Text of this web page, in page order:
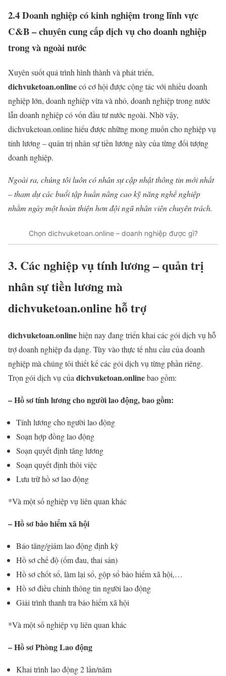
2.4 Doanh nghiệp có kinh nghiệm trong lĩnh vực
C&B – chuyên cung cấp dịch vụ cho doanh nghiệp
trong và ngoài nước
Xuyên suốt quá trình hình thành và phát triển,
dichvuketoan.onlinecó cơ hội được cộng tác với nhiều doanh
nghiệp lớn, doanh nghiệp vừa và nhỏ, doanh nghiệp trong nước
lẫn doanh nghiệp có vốn đầu tư nước ngoài. Nhờ vậy,
dichvuketoan.online hiểu được những mong muốn cho nghiệp vụ
tính lương – quản trị nhân sự tiền lương này của từng đối tượng
doanh nghiệp.
Ngoài ra, chúng tôi luôn có nhân sự cập nhật thông tin mới nhất
– tham dự các buổi tập huấn nâng cao kỹ năng nghề nghiệp
nhằm ngày một hoàn thiện hơn đội ngũ nhân viên chuyên trách.
Chọn dichvuketoan.online – doanh nghiệp được gì?
3. Các nghiệp vụ tính lương – quản trị
nhân sự tiền lương mà
dichvuketoan.online hỗ trợ
dichvuketoan.onlinehiện nay đang triển khai các gói dịch vụ hỗ
trợ doanh nghiệp đa dạng. Tùy vào thực tế nhu cầu của doanh
nghiệp mà chúng tôi thiết kế các gói dịch vụ từng phần riêng.
Trọn gói dịch vụ củadichvuketoan.onlinebao gồm:
– Hồ sơ tính lương cho người lao động, bao gồm:
Tính lương cho người lao động
Soạn hợp đồng lao động
Soạn quyết định tăng lương
Soạn quyết định thôi việc
Lưu trữ hồ sơ lao động
*Và một số nghiệp vụ liên quan khác
– Hồ sơ bảo hiểm xã hội
Báo tăng/giảm lao động định kỳ
Hồ sơ chế độ (ốm đau, thai sản)
Hồ sơ chốt sổ, làm lại sổ, gộp sổ bảo hiểm xã hội,…
Hồ sơ điều chỉnh thông tin người lao động
Giải trình thanh tra bảo hiểm xã hội
*Và một số nghiệp vụ liên quan khác
– Hồ sơ Phòng Lao động
Khai trình lao động 2 lần/năm